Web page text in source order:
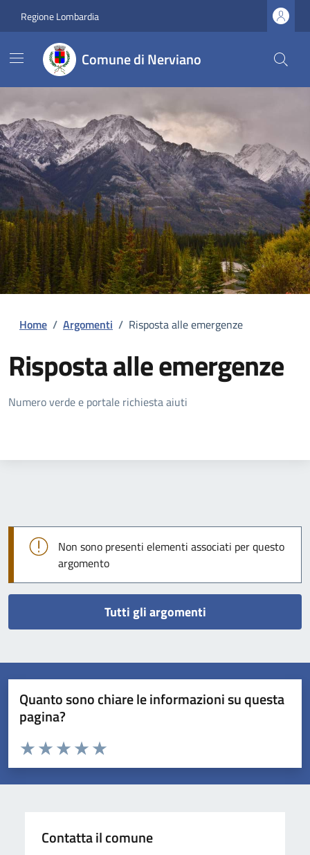
Regione Lombardia
Comune di Nerviano
Home / Argomenti / Risposta alle emergenze
Risposta alle emergenze
Dettagli della notizia
Numero verde e portale richiesta aiuti
Non sono presenti elementi associati per questo
argomento
Tutti gli argomenti
Quanto sono chiare le informazioni su questa
pagina?
Valuta da 1 a 5 stelle la pagina
Valuta 5 stelle su 5
Valuta 4 stelle su 5
Valuta 3 stelle su 5
Valuta 2 stelle su 5
Valuta 1 stelle su 5
Contatta il comune